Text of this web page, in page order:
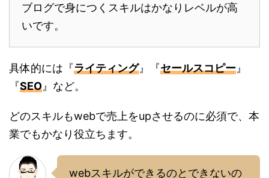
ブログで身につくスキルはかなりレベルが高
いです。
具体的には『ライティング』『セールスコピー 』
『SEO 』など。
どのスキルもwebで売上をupさせるのに必須で、本
業でもかなり役立ちます。
webスキルができるのとできないの